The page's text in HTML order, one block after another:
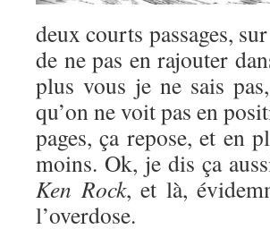
deux courts passages,
de ne pas en rajouter
plus vous je ne sais
qu’on ne voit pas en
pages, ça repose, et en
moins. Ok, je dis ça
Ken Rock, et là,
l’overdose.